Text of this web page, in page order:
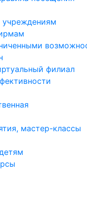
учреждениям
филиал
мастер-классы